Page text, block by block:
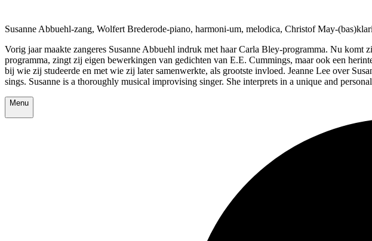
Susanne Abbuehl-zang, Wolfert Brederode-piano, harmoni-um, melodica, Christof May-
Vorig jaar maakte zangeres Susanne Abbuehl indruk met haar Carla Bley-programma. Nu
programma, zingt zij eigen bewerkingen van gedichten van E.E. Cummings, maar ook een
bij wie zij studeerde en met wie zij later samenwerkte, als grootste invloed. Jeanne Lee over
sings. Susanne is a thoroughly musical improvising singer. She interprets in a unique and
Menu